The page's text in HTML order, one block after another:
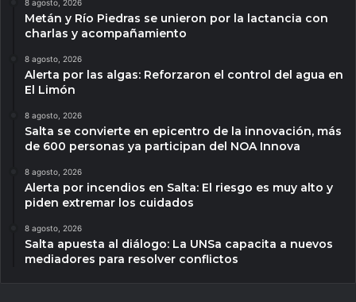
8 agosto, 2026
Metán y Río Piedras se unieron por la lactancia con
charlas y acompañamiento
8 agosto, 2026
Alerta por las algas: Reforzaron el control del agua en
El Limón
8 agosto, 2026
Salta se convierte en epicentro de la innovación, más
de 600 personas ya participan del NOA Innova
8 agosto, 2026
Alerta por incendios en Salta: El riesgo es muy alto y
piden extremar los cuidados
8 agosto, 2026
Salta apuesta al diálogo: La UNSa capacita a nuevos
mediadores para resolver conflictos